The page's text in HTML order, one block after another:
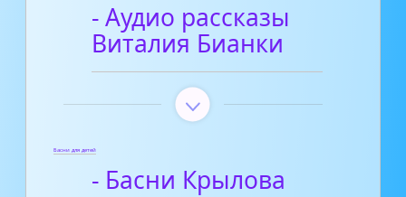
- Аудио рассказы
Виталия Бианки
Басни для детей
- Басни Крылова